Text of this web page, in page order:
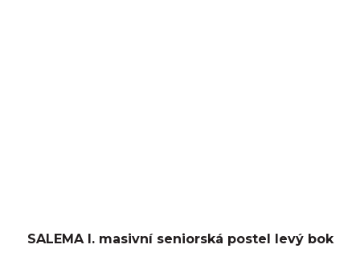
SALEMA I. masivní seniorská postel levý bok